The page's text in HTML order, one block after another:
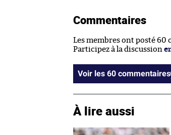
Commentaires
Les membres ont posté
Participez à la discussion
Voir les 60 commentaires
À lire aussi